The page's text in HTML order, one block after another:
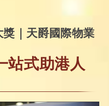
｜天爵國際物業
站式助港人